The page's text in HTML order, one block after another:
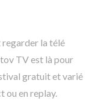
regarder la télé
TV est là pour
gratuit et varié
ou en replay.